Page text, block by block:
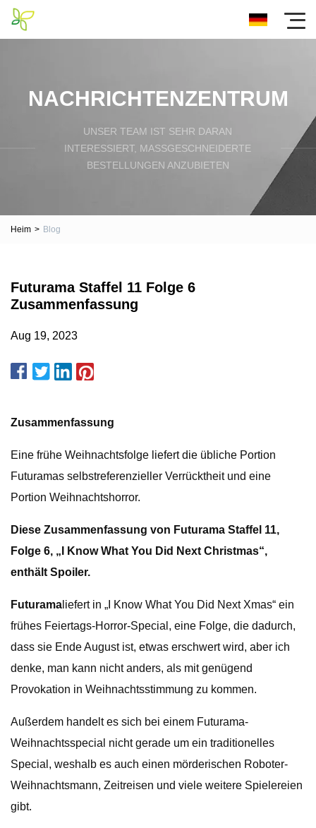
NACHRICHTENZENTRUM
UNSER TEAM IST SEHR DARAN
INTERESSIERT, MASSGESCHNEIDERTE B
ESTELLUNGEN ANZUBIETEN
Heim > Blog
Futurama Staffel 11 Folge 6
Zusammenfassung
Aug 19, 2023
Zusammenfassung
Eine frühe Weihnachtsfolge liefert die übliche Portion
Futuramas selbstreferenzieller Verrücktheit und eine
Portion Weihnachtshorror.
Diese Zusammenfassung von Futurama Staffel 11,
Folge 6, „I Know What You Did Next Christmas“,
enthält Spoiler.
Futurama liefert in „I Know What You Did Next Xmas“ ein
frühes Feiertags-Horror-Special, eine Folge, die dadurch,
dass sie Ende August ist, etwas erschwert wird, aber ich
denke, man kann nicht anders, als mit genügend
Provokation in Weihnachtsstimmung zu kommen.
Außerdem handelt es sich bei einem Futurama-
Weihnachtsspecial nicht gerade um ein traditionelles
Special, weshalb es auch einen mörderischen Roboter-
Weihnachtsmann, Zeitreisen und viele weitere Spielereien
gibt.